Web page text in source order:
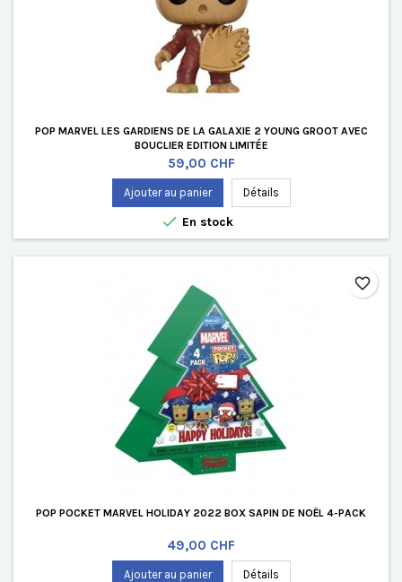
POP MARVEL LES GARDIENS DE LA GALAXIE 2 YOUNG GROOT AVEC
BOUCLIER EDITION LIMITÉE
Prix
59,00 CHF
Ajouter au panier Détails
 En stock
POP POCKET MARVEL HOLIDAY 2022 BOX SAPIN DE NOËL 4-PACK
Prix
49,00 CHF
Ajouter au panier Détails
favorite_border